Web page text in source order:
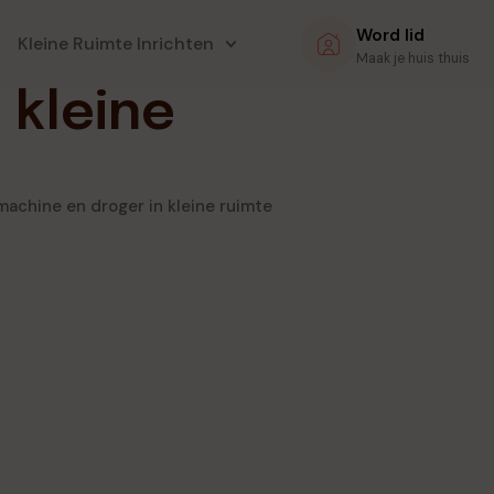
Kleine Ruimte Inrichten Word lid
Maak je huis thuis
kleine
en droger in kleine ruimte